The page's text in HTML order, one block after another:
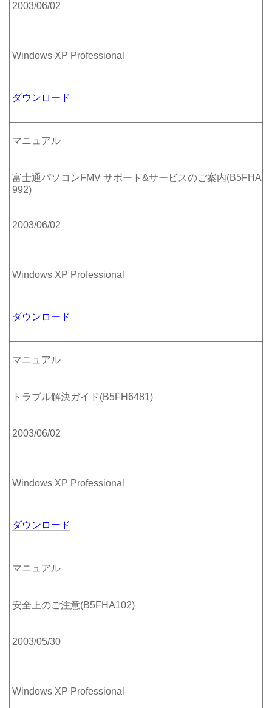
2003/06/02
Windows XP Professional
ダウンロード
マニュアル
富士通パソコンFMV サポート&サービスのご案内(B5FHA
992)
2003/06/02
Windows XP Professional
ダウンロード
マニュアル
トラブル解決ガイド(B5FH6481)
2003/06/02
Windows XP Professional
ダウンロード
マニュアル
安全上のご注意(B5FHA102)
2003/05/30
Windows XP Professional